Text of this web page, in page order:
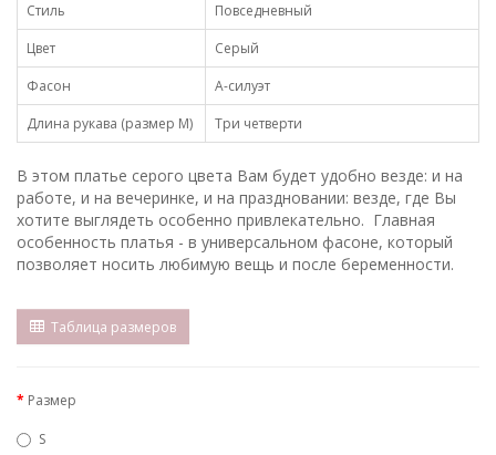
Стиль
Повседневный
Цвет
Серый
Фасон
А-силуэт
Длина рукава (размер М)
Три четверти
В этом платье серого цвета Вам будет удобно везде: и на
работе, и на вечеринке, и на праздновании: везде, где Вы
хотите выглядеть особенно привлекательно. Главная
особенность платья - в универсальном фасоне, который
позволяет носить любимую вещь и после беременности.
Таблица размеров
Размер
S